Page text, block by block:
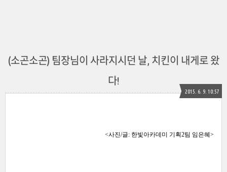
(소곤소곤) 팀장님이 사라지시던 날, 치킨이 내게로 왔
다!
2015. 6. 9. 10:57
<사진/글: 한빛아카데미 기획2팀 임은혜>